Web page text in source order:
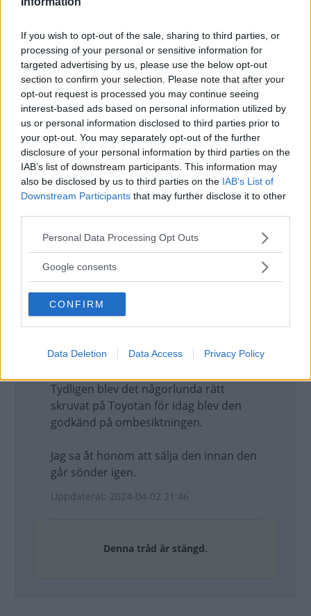
If you wish to opt-out of the sale, sharing to third parties, or
processing of your personal or sensitive information for
targeted advertising by us, please use the below opt-out
section to confirm your selection. Please note that after your
opt-out request is processed you may continue seeing
interest-based ads based on personal information utilized by
us or personal information disclosed to third parties prior to
your opt-out. You may separately opt-out of the further
disclosure of your personal information by third parties on the
IAB’s list of downstream participants. This information may
also be disclosed by us to third parties on the IAB’s List of
Downstream Participants that may further disclose it to other
Please note that this website/app uses one or more Google
not limited to your visit or usage behaviour. You may click to
use your data for below specified purposes in below Google
consent section.
Personal Data Processing Opt Outs
Google consents
CONFIRM
Data Deletion Data Access Privacy Policy
glidok inte existera. I Sverige borde
isärtagning och smörjning av bromsar
ingå i all service.
När en glidpinne rostat fast totalt som
Mäkinen berättar om har ägaren eller
verkstaden inte brytt sig om bromsarna
på länge.
Själv kollar jag över den saken 2 ggr om
året vid byte av däck.
det står "Kontroll bromsar" har de tittat
på beläggens tjocklek genom hålen i
fäljen. Plocka bort och göra det på
riktigt brukar de ha som tillägg.
Uppdaterat: 2024-04-01 10:08
Tydligen blev det någorlunda rätt
skruvat på Toyotan för idag blev den
godkänd på ombesiktningen.
Jag sa åt honom att sälja den innan den
går sönder igen.
Uppdaterat: 2024-04-02 21:46
Denna tråd är stängd.